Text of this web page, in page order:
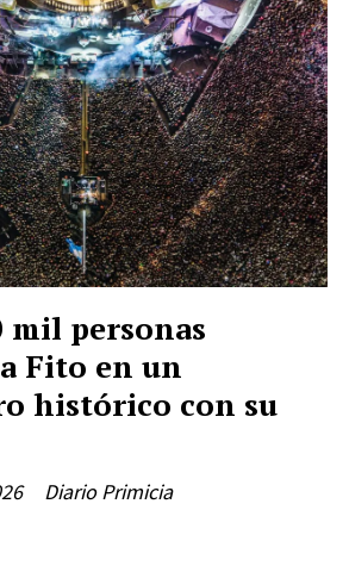
mil personas
Fito en un
histórico con su
Diario Primicia